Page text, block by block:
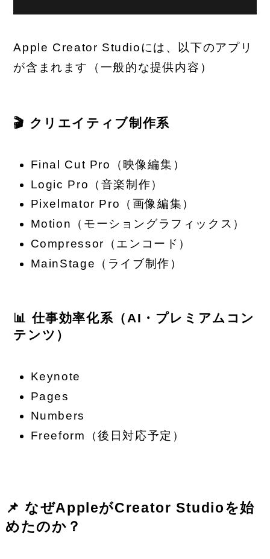
Apple Creator Studioには、以下のアプリ
が含まれます（一般的な提供内容）
🎬 クリエイティブ制作系
Final Cut Pro（映像編集）
Logic Pro（音楽制作）
Pixelmator Pro（画像編集）
Motion（モーショングラフィックス）
Compressor（エンコード）
MainStage（ライブ制作）
📊 仕事効率化系（AI・プレミアムコン
テンツ）
Keynote
Pages
Numbers
Freeform（後日対応予定）
📌 なぜAppleがCreator Studioを始
めたのか？